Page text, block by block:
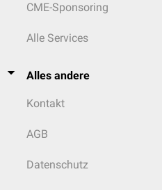
CME-Sponsoring
Alle Services
Alles andere
Kontakt
AGB
Datenschutz